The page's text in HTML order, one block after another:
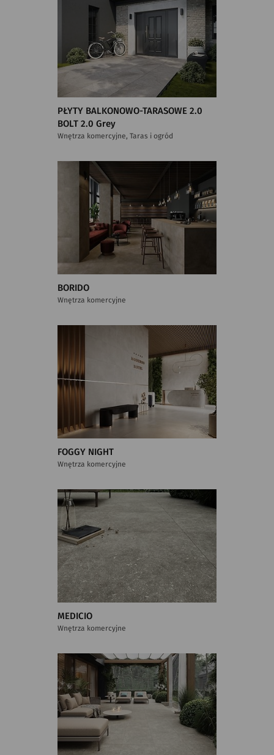
PŁYTY BALKONOWO-TARASOWE 2.0
BOLT 2.0 Grey
Wnętrza komercyjne, Taras i ogród
BORIDO
Wnętrza komercyjne
FOGGY NIGHT
Wnętrza komercyjne
MEDICIO
Wnętrza komercyjne